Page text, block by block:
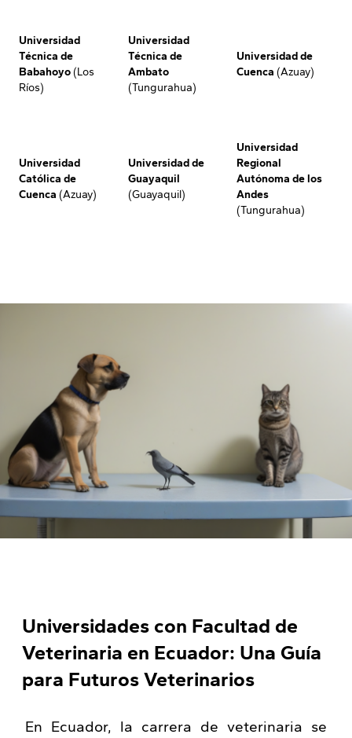
Universidad
Técnica de
Babahoyo(Los
Ríos)
Universidad
Técnica de
Ambato
(Tungurahua)
Universidad de
Cuenca (Azuay)
Universidad
Católica de
Cuenca (Azuay)
Universidad de
Guayaquil
(Guayaquil)
Universidad
Regional
Autónoma de los
Andes
(Tungurahua)
Universidades con Facultad de
Veterinaria en Ecuador: Una Guía
para Futuros Veterinarios
En Ecuador, la carrera de veterinaria se